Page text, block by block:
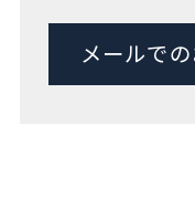
メールで